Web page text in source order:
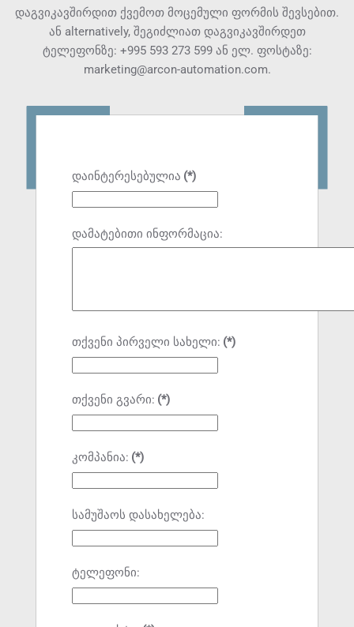
დაგვიკავშირდით ქვემოთ მოცემული ფორმის შევსებით.
ან alternatively, შეგიძლიათ დაგვიკავშირდეთ
ტელეფონზე: +995 593 273 599ან ელ. ფოსტაზე:
marketing@arcon-automation.com.
დაინტერესებულია (*)
დამატებითი ინფორმაცია:
თქვენი პირველი სახელი: (*)
თქვენი გვარი: (*)
კომპანია: (*)
სამუშაოს დასახელება:
ტელეფონი: